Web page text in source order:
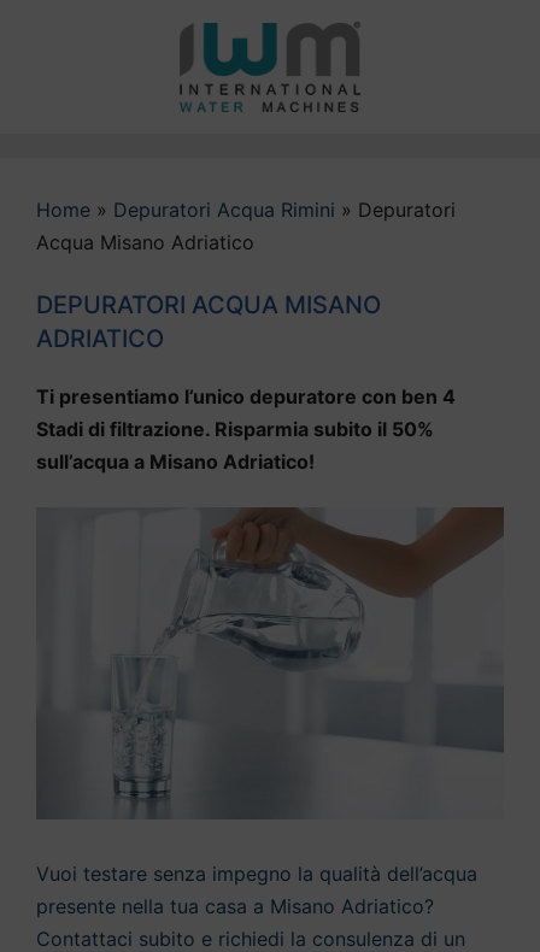
Home » Depuratori Acqua Rimini » Depuratori
Acqua Misano Adriatico
DEPURATORI ACQUA MISANO
ADRIATICO
Ti presentiamo l’unico depuratore con ben 4
Stadi di filtrazione. Risparmia subito il 50%
sull’acqua a Misano Adriatico!
Vuoi testare senza impegno la qualità dell’acqua
presente nella tua casa a Misano Adriatico?
Contattaci subito e richiedi la consulenza di un